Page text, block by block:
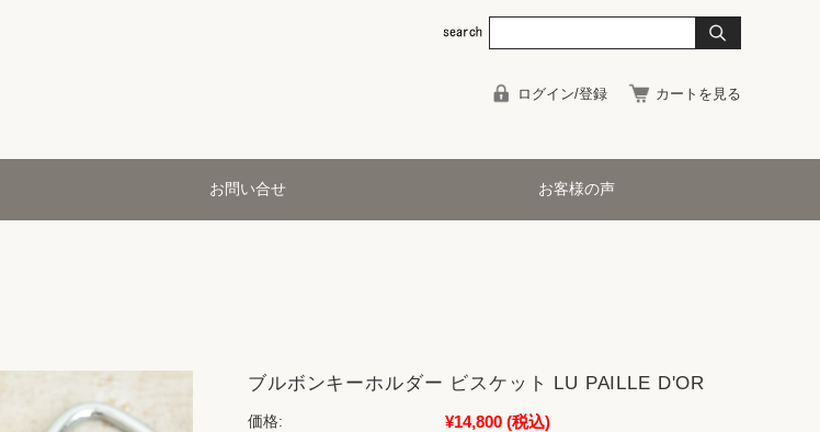
ログイン/登録 カートを見る
お問い合せ お客様の声
ブルボンキーホルダー ビスケット LU PAILLE D'OR
価格: ¥14,800 (税込)